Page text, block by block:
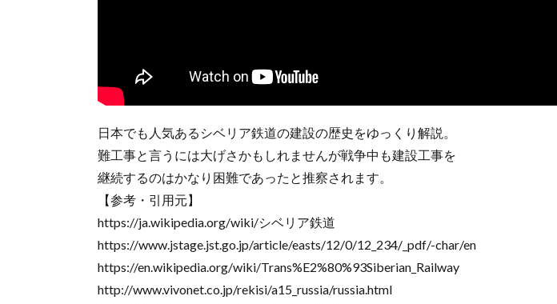
日本でも人気あるシベリア鉄道の建設の歴史をゆっくり解説。
難工事と言うには大げさかもしれませんが戦争中も建設工事を
継続するのはかなり困難であったと推察されます。
【参考・引用元】
https://ja.wikipedia.org/wiki/シベリア鉄道
https://www.jstage.jst.go.jp/article/easts/12/0/12_234/_pdf/-char/en
https://en.wikipedia.org/wiki/Trans%E2%80%93Siberian_Railway
http://www.vivonet.co.jp/rekisi/a15_russia/russia.html